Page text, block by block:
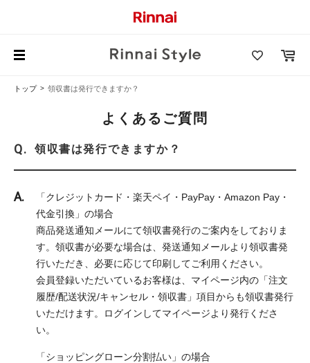
トップ 領収書は発行できますか？
よくあるご質問
領収書は発行できますか？
「クレジットカード・楽天ペイ・PayPay・Amazon Pay・
代金引換」の場合
商品発送通知メールにて領収書発行のご案内をしておりま
す。領収書が必要な場合は、発送通知メールより領収書発
行いただき、必要に応じて印刷してご利用ください。
会員登録いただいているお客様は、マイページ内の「注文
履歴/配送状況/キャンセル・領収書」項目からも領収書発行
いただけます。ログインしてマイページより発行くださ
い。
「ショッピングローン分割払い」の場合